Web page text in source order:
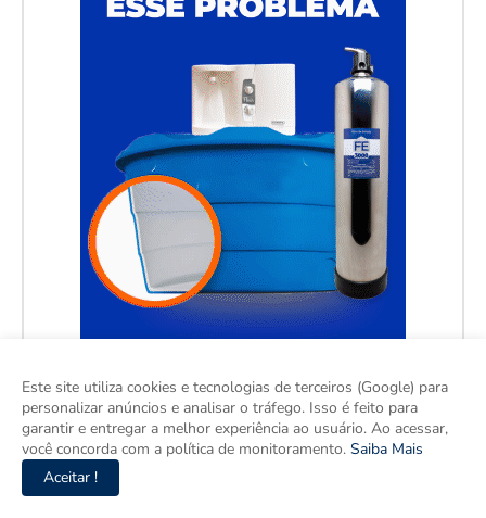
Este site utiliza cookies e tecnologias de terceiros (Google) para
personalizar anúncios e analisar o tráfego. Isso é feito para
garantir e entregar a melhor experiência ao usuário. Ao acessar,
você concorda com a política de monitoramento. Saiba Mais
Aceitar !